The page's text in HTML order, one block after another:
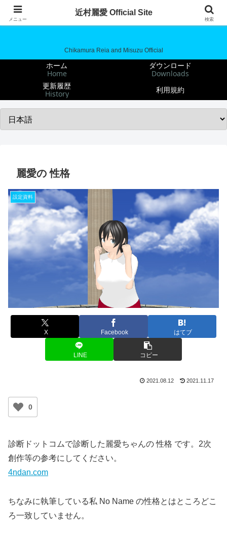
近村麗愛 Official Site
Chikamura Reia and Misuzu Official
ホーム
Home
ダウンロード
Downloads
更新履歴
History 利用規約
麗愛の 性格
設定資料
X Facebook はてブ
LINE コピー
2021.08.12 2021.11.17
0
診断ドットコムで診断した麗愛ちゃんの 性格 です。2次
創作等の参考にしてください。
4ndan.com
ちなみに執筆している私 No Name の性格とはところどこ
ろ一致していません。
メニュー
近村麗愛 Official Site
検索